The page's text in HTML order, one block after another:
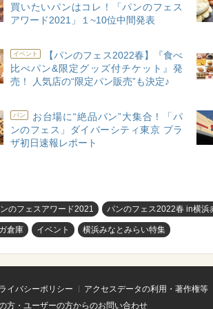
買いたいパンはコレ！「パンのフェス
アワード2021」１~10位中間発表
イベント
【パンのフェス2022春】『食べ
比べパン&限定グッズ付チケット』発
売！ 人気店の“限定パン販売”も決定♪
パン
お台場に“絶品パン”大集合！「パ
ンのフェス」ダイバーシティ東京 プラ
ザ初日速報レポート
のフェスアワード2021 パンのフェス2022春 in横浜
倉庫 イベント 横浜みなとみらい特集
イバシーポリシー アクセスデータの利用・著作権等
方・ユーザーの方からのお問い合わせ